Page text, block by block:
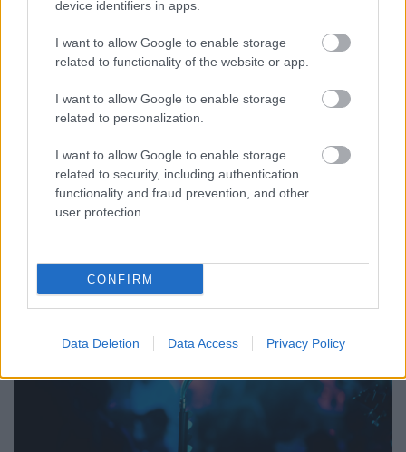
device identifiers in apps.
I want to allow Google to enable storage
related to functionality of the website or app.
I want to allow Google to enable storage
related to personalization.
I want to allow Google to enable storage
related to security, including authentication
functionality and fraud prevention, and other
user protection.
CONFIRM
Data Deletion Data Access Privacy Policy
Mintegy négyszáz dalszerző kap
gyorssegélyt az Artisjustól
•2020. április 28.